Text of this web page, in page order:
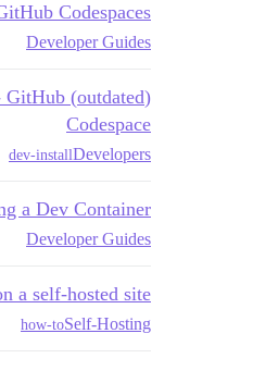
Codespaces
Developer Guides
- GitHub
Codespace
Developers
dev-install
a Dev Container
Developer Guides
a self-hosted site
Self-Hosting
how-to